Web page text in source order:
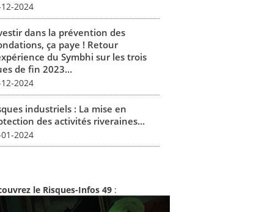
2024
dans la prévention des
ça paye ! Retour
du Symbhi sur les trois
de fin 2023...
2024
industriels : La mise en
des activités riveraines...
2024
le Risques-Infos 49 :